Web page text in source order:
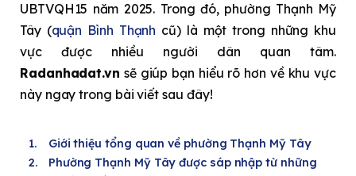
UBTVQH15 năm 2025. Trong đó, phường Thạnh Mỹ
Tây (quận Bình Thạnh cũ) là một trong những khu
vực được nhiều người dân quan tâm.
Radanhadat.vn sẽ giúp bạn hiểu rõ hơn về khu vực
này ngay trong bài viết sau đây!
Giới thiệu tổng quan về phường Thạnh Mỹ Tây
Phường Thạnh Mỹ Tây được sáp nhập từ những